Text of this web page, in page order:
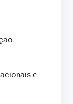
e